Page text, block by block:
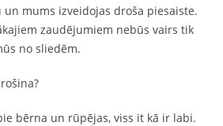
un mums izveidojas droša piesaiste.
zaudējumiem nebūs vairs tik
no sliedēm.
bērna un rūpējas, viss it kā ir labi.